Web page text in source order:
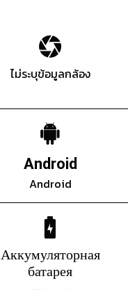
ไม่ระบุข้อมูลกล้อง
Android
Android
Аккумуляторная
батарея